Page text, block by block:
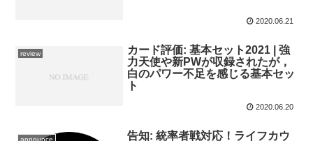
2020.06.21
review
カード評価: 基本セット2021 | 強
力天使や新PWが収録されたが，
白のパワー不足を感じる基本セッ
ト
2020.06.20
announce
告知: 統率者戦対応！ライフカウ